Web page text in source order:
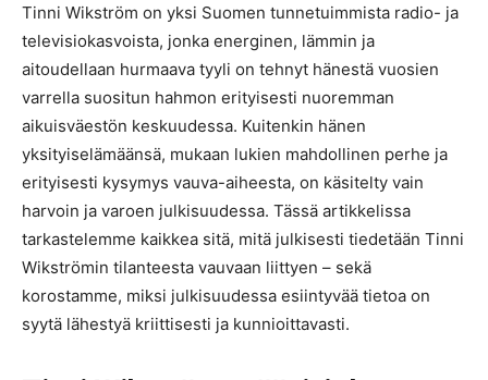
Tinni Wikström on yksi Suomen tunnetuimmista radio- ja
televisiokasvoista, jonka energinen, lämmin ja
aitoudellaan hurmaava tyyli on tehnyt hänestä vuosien
varrella suositun hahmon erityisesti nuoremman
aikuisväestön keskuudessa. Kuitenkin hänen
yksityiselämäänsä, mukaan lukien mahdollinen perhe ja
erityisesti kysymys vauva-aiheesta, on käsitelty vain
harvoin ja varoen julkisuudessa. Tässä artikkelissa
tarkastelemme kaikkea sitä, mitä julkisesti tiedetään Tinni
Wikströmin tilanteesta vauvaan liittyen – sekä
korostamme, miksi julkisuudessa esiintyvää tietoa on
syytä lähestyä kriittisesti ja kunnioittavasti.